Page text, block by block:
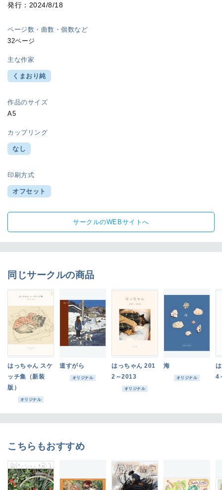
発行：2024/8/18
ページ数・曲数・個数など
32ページ
主な作家
くまおり純
作品のサイズ
A5
カップリング
なし
印刷方式
オフセット
サークルのWEBサイトへ
同じサークルの商品
はっちゃん スケ
ッチ集（新装
版）
オリジナル
道すがら
オリジナル
はっちゃん 201
2～2013
オリジナル
海
オリジナル
4
こちらもおすすめ